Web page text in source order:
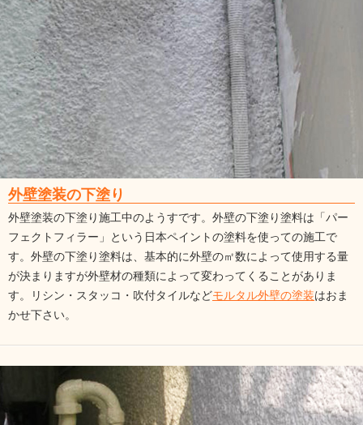
外壁塗装の下塗り
外壁塗装の下塗り施工中のようすです。外壁の下塗り塗料は「パー
フェクトフィラー」という日本ペイントの塗料を使っての施工で
す。外壁の下塗り塗料は、基本的に外壁の㎡数によって使用する量
が決まりますが外壁材の種類によって変わってくることがありま
す。リシン・スタッコ・吹付タイルなどモルタル外壁の塗装はおま
かせ下さい。